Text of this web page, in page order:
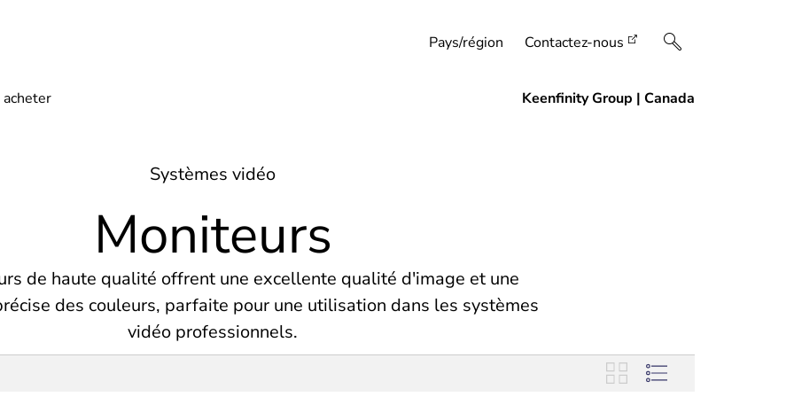
Pays/région Contactez-nous
Systèmes vidéo
Moniteurs
de haute qualité offrent une excellente qualité d'image et une
des couleurs, parfaite pour une utilisation dans les systèmes
vidéo professionnels.